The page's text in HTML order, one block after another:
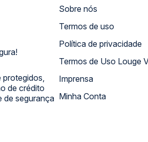
protegidos,
de crédito
de segurança
Sobre nós
Termos de uso
Política de privacidade
Termos de Uso Louge
Imprensa
Minha Conta